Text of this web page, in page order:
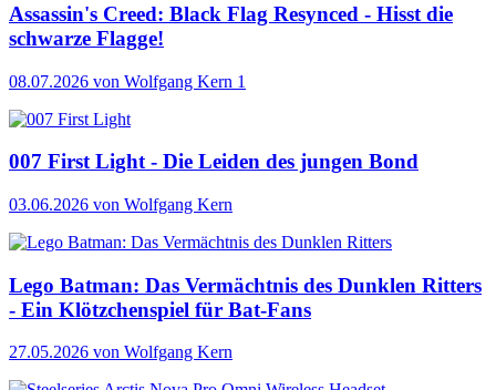
Assassin's Creed: Black Flag Resynced - Hisst die
schwarze Flagge!
08.07.2026 von Wolfgang Kern 1
007 First Light - Die Leiden des jungen Bond
03.06.2026 von Wolfgang Kern
Lego Batman: Das Vermächtnis des Dunklen Ritters
- Ein Klötzchenspiel für Bat-Fans
27.05.2026 von Wolfgang Kern